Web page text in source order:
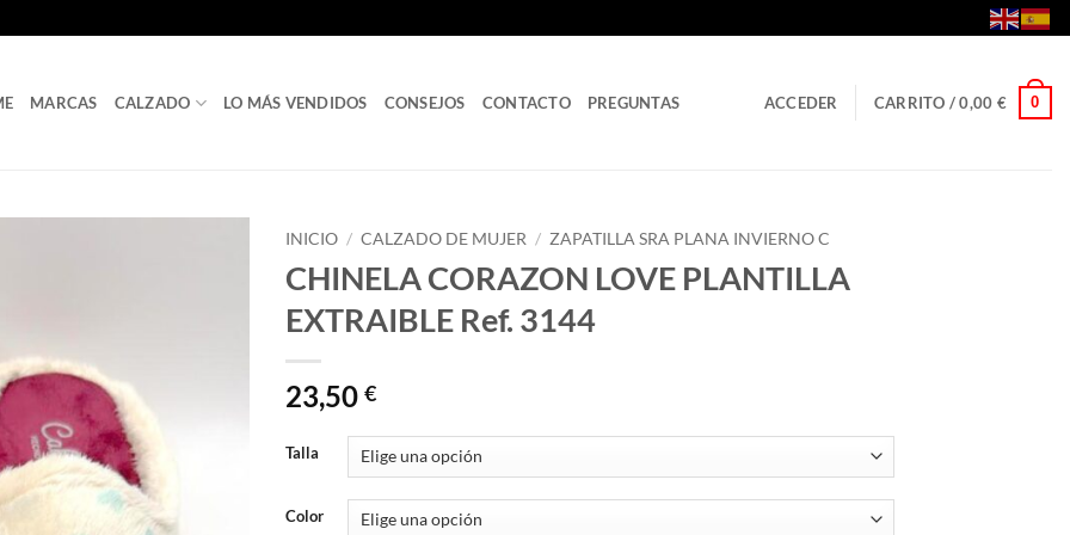
MARCAS CALZADO LO MÁS VENDIDOS CONSEJOS CONTACTO PREGUNTAS ACCEDER CARRITO /0,00 € 0
INICIO / CALZADO DE MUJER / ZAPATILLA SRA PLANA INVIERNO C
CHINELA CORAZON LOVE PLANTILLA
EXTRAIBLE Ref. 3144
23,50 €
Talla
Color